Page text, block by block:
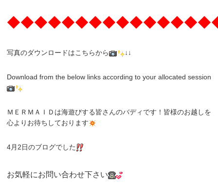
写真のダウンロードはこちらから ↓↓
Download from the below links according to your allocated session
ＭＥＲＭＡＩＤは海遊びする皆さんのバディです！皆様のお越しを
心よりお待ちしております
4月2日のブログでした
お気軽にお問い合わせ下さい